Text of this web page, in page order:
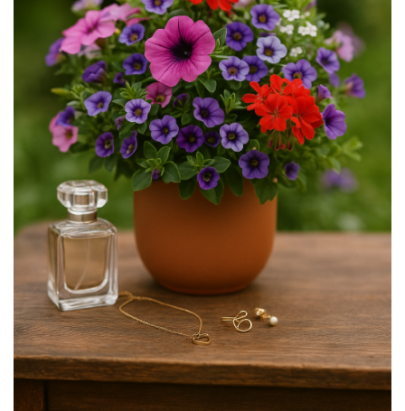
Bijuterii pentru barbati
Lanturi
Talismane
Verighete
Bijuterii din argint placate cu aur
24K